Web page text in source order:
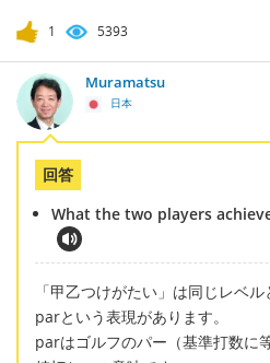
1 5393
Muramatsu
日本
回答
What the two players
「甲乙つけがたい」は同じレベ
parという表現があります。
parはゴルフのパー（基準打数に